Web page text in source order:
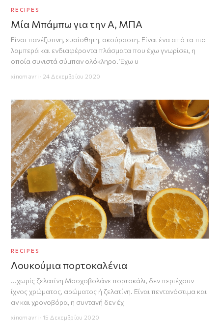
RECIPES
Μία Mπάμπω για την Α, ΜΠΑ
Είναι πανέξυπνη, ευαίσθητη, ακούραστη. Είναι ένα από τα πιο
λαμπερά και ενδιαφέροντα πλάσματα που έχω γνωρίσει, η
οποία συνιστά σύμπαν ολόκληρο. Έχω υ
xinomavri · 24 Δεκεμβρίου 2020
RECIPES
Λουκούμια πορτοκαλένια
...χωρίς ζελατίνη Μοσχοβολάνε πορτοκάλι, δεν περιέχουν
ίχνος χρώματος, αρώματος ή ζελατίνη. Είναι πεντανόστιμα και
αν και χρονοβόρα, η συνταγή δεν έχ
xinomavri · 15 Δεκεμβρίου 2020